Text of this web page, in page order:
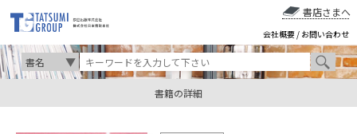
書店さまへ
会社概要 / お問い合わせ
書籍の詳細